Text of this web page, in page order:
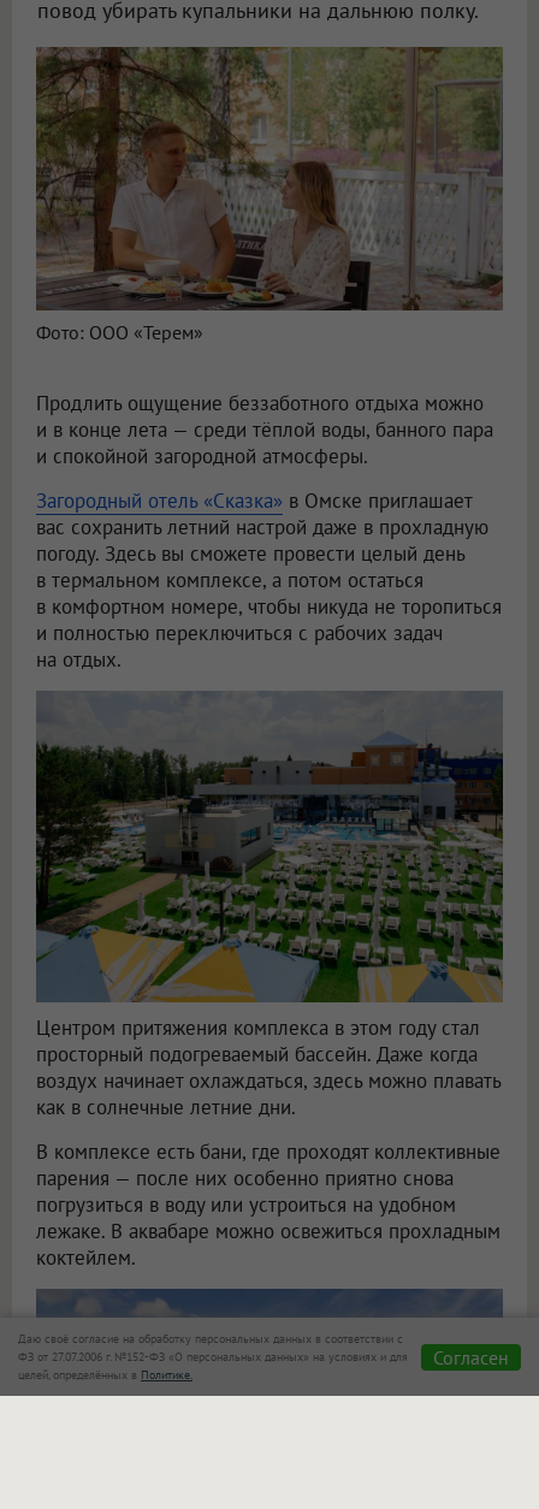
повод убирать купальники на дальнюю полку.
Фото: ООО «Терем»
Продлить ощущение беззаботного отдыха можно
и в конце лета — среди тёплой воды, банного пара
и спокойной загородной атмосферы.
Загородный отель «Сказка» в Омске приглашает
вас сохранить летний настрой даже в прохладную
погоду. Здесь вы сможете провести целый день
в термальном комплексе, а потом остаться
в комфортном номере, чтобы никуда не торопиться
и полностью переключиться с рабочих задач
на отдых.
Центром притяжения комплекса в этом году стал
просторный подогреваемый бассейн. Даже когда
воздух начинает охлаждаться, здесь можно плавать
как в солнечные летние дни.
В комплексе есть бани, где проходят коллективные
парения — после них особенно приятно снова
погрузиться в воду или устроиться на удобном
лежаке. В аквабаре можно освежиться прохладным
коктейлем.
Даю своё согласие на обработку персональных данных в соответствии с
ФЗ от 27.07.2006 г. №152-ФЗ «О персональных данных» на условиях и для
целей, определённых в Политике.
Согласен